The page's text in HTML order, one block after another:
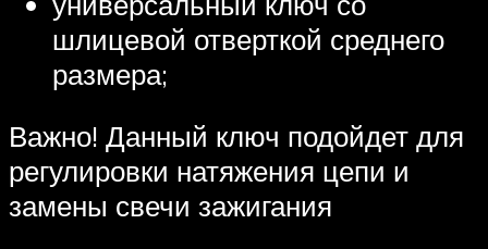
шлицевой отверткой среднего
размера;
Важно! Данный ключ подойдет для
регулировки натяжения цепи и
замены свечи зажигания